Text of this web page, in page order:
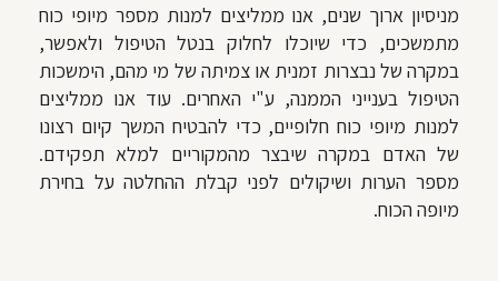
מניסיון ארוך שנים, אנו ממליצים למנות מספר מיופי כוח
מתמשכים, כדי שיוכלו לחלוק בנטל הטיפול ולאפשר,
במקרה של נבצרות זמנית או צמיתה של מי מהם, הימשכות
הטיפול בענייני הממנה, ע"י האחרים. עוד אנו ממליצים
למנות מיופי כוח חלופיים, כדי להבטיח המשך קיום רצונו
של האדם במקרה שיבצר מהמקוריים למלא תפקידם.
מספר הערות ושיקולים לפני קבלת ההחלטה על בחירת
מיופה הכוח.